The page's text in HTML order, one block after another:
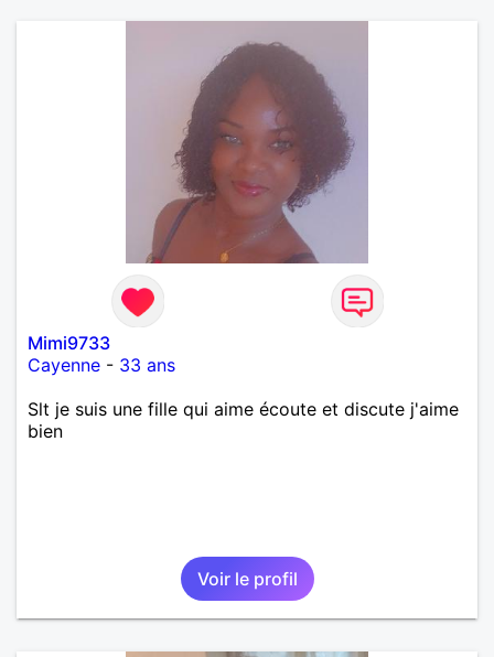
Mimi9733
Cayenne - 33 ans
Slt je suis une fille qui aime écoute et discute j'aime
bien
Voir le profil